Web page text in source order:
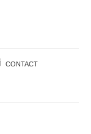
CONTACT